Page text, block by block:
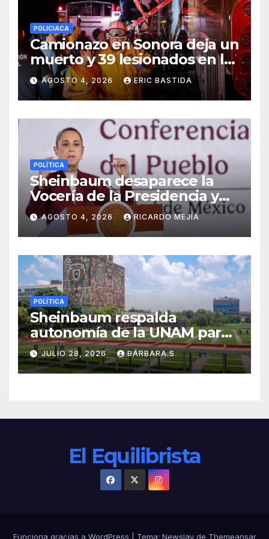
POLICIACA
Camionazo en Sonora deja un
muerto y 39 lesionados en la
carretera Obregón-Empalme
AGOSTO 4, 2026 ERIC BASTIDA
POLÍTICA
Sheinbaum desaparece la
Vocería de la Presidencia y
crea nueva Unidad de
Ayudantía
AGOSTO 4, 2026 RICARDO MEJÍA
POLÍTICA
Sheinbaum respalda
autonomía de la UNAM para
resolver polémica por
examen de ingreso
JULIO 28, 2026 BÁRBARA.S
El Equilibrista
Funciona gracias a WordPress Tema: Newslayde Themeansar